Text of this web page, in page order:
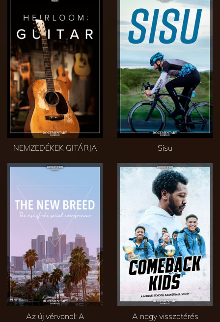
NEMZEDÉKEK GITÁRJA Sisu
Az új vérvonal: A A nagy visszatérés